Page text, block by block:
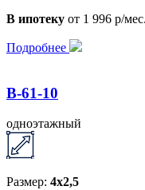
В ипотеку от 1 996 р/мес.
Подробнее
B-61-10
одноэтажный
Размер: 4x2,5